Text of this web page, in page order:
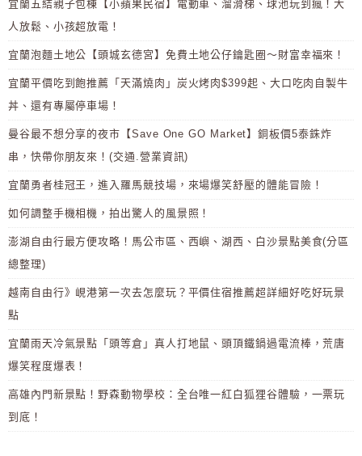
宜蘭五結親子包棟【小蘋果民宿】電動車、溜滑梯、球池玩到瘋！大
人放鬆、小孩超放電！
宜蘭泡麵土地公【頭城玄德宮】免費土地公仔鑰匙圈～財富幸福來！
宜蘭平價吃到飽推薦「天滿燒肉」炭火烤肉$399起、大口吃肉自製牛
丼、還有專屬停車場！
曼谷最不想分享的夜市【Save One GO Market】銅板價5泰銖炸
串，快帶你朋友來！(交通.營業資訊)
宜蘭勇者桂冠王，進入羅馬競技場，來場爆笑舒壓的體能冒險！
如何調整手機相機，拍出驚人的風景照！
澎湖自由行最方便攻略！馬公市區、西嶼、湖西、白沙景點美食(分區
總整理)
越南自由行》峴港第一次去怎麼玩？平價住宿推薦超詳細好吃好玩景
點
宜蘭雨天冷氣景點「頭等倉」真人打地鼠、頭頂鐵鍋過電流棒，荒唐
爆笑程度爆表！
高雄內門新景點！野森動物學校：全台唯一紅白狐狸谷體驗，一票玩
到底！